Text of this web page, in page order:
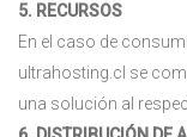
5. RECURSOS
En el caso de
ultrahosting.cl se
una solución al